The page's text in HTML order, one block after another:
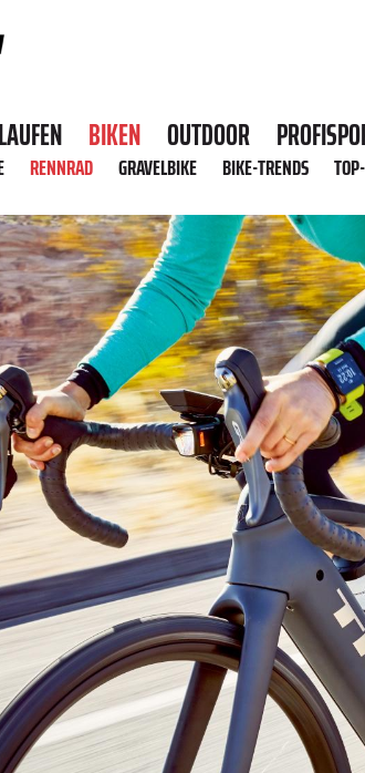
LAUFEN BIKEN OUTDOOR
RENNRAD GRAVELBIKE BIKE-TRENDS